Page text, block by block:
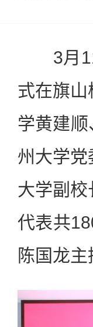
3月11
式在旗
学黄建
州大学
大学副
代表共
陈国龙主